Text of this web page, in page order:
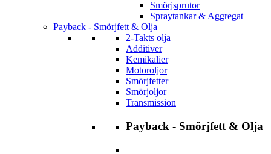
Smörjsprutor
Spraytankar & Aggregat
Payback - Smörjfett & Olja
2-Takts olja
Additiver
Kemikalier
Motoroljor
Smörjfetter
Smörjoljor
Transmission
Payback - Smörjfett & Olja